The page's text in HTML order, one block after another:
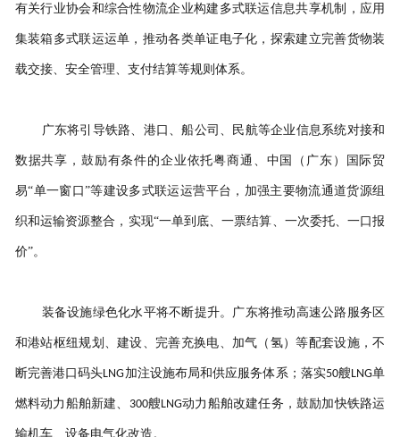
有关行业协会和综合性物流企业构建多式联运信息共享机制，应用
集装箱多式联运运单，推动各类单证电子化，探索建立完善货物装
载交接、安全管理、支付结算等规则体系。
广东将引导铁路、港口、船公司、民航等企业信息系统对接和
数据共享，鼓励有条件的企业依托粤商通、中国（广东）国际贸
易“单一窗口”等建设多式联运运营平台，加强主要物流通道货源组
织和运输资源整合，实现“一单到底、一票结算、一次委托、一口报
价”。
装备设施绿色化水平将不断提升。广东将推动高速公路服务区
和港站枢纽规划、建设、完善充换电、加气（氢）等配套设施，不
断完善港口码头LNG 加注设施布局和供应服务体系；落实50艘LNG单
燃料动力船舶新建、 300艘LNG动力船舶改建任务，鼓励加快铁路运
输机车、设备电气化改造。